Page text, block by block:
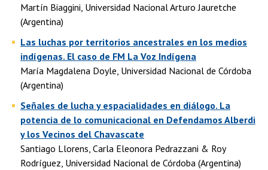
Martín Biaggini, Universidad Nacional Arturo Jauretche
(Argentina)
Las luchas por territorios ancestrales en los medios
indígenas. El caso de FM La Voz Indígena
María Magdalena Doyle, Universidad Nacional de Córdoba
(Argentina)
Señales de lucha y espacialidades en diálogo. La
potencia de lo comunicacional en Defendamos Alberdi
y los Vecinos del Chavascate
Santiago Llorens, Carla Eleonora Pedrazzani & Roy
Rodríguez, Universidad Nacional de Córdoba (Argentina)